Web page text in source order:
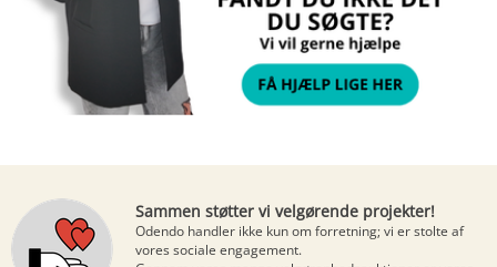
Sammen støtter vi velgørende projekter!
Odendo handler ikke kun om forretning; vi er stolte af
vores sociale engagement.